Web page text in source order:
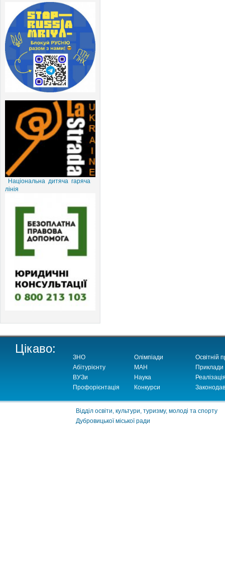
Національна дитяча гаряча
лінія
Цікаво:
ЗНО
Абітурієнту
ВУЗи
Профорієнтація
Олімпіади
МАН
Наука
Конкурси
Освітній
Приклади
Відділ освіти, культури, туризму, молоді та спорту
Дубровицької міської ради